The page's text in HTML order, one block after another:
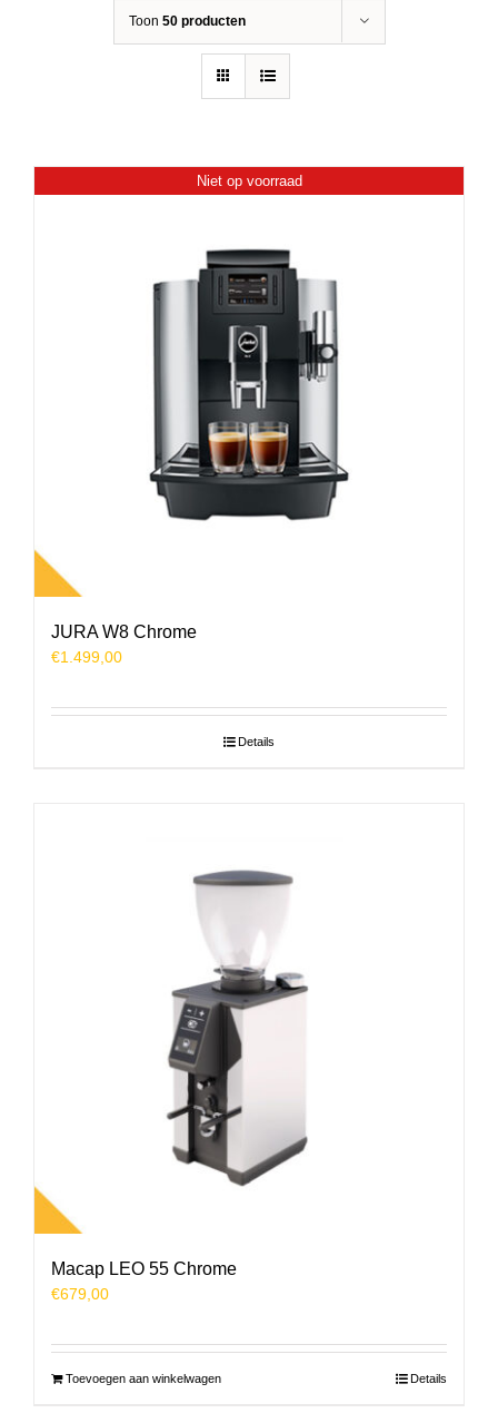
Toon 50 producten
Niet op voorraad
JURA W8 Chrome
€1.499,00
Details
Macap LEO 55 Chrome
€679,00
Toevoegen aan winkelwagen Details